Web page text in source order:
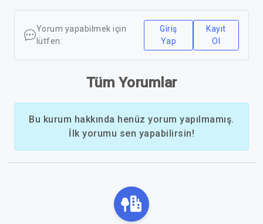
Yorum yapabilmek için
lütfen:
Giriş
Yap
Kayıt
Ol
Tüm Yorumlar
Bu kurum hakkında henüz yorum yapılmamış.
İlk yorumu sen yapabilirsin!